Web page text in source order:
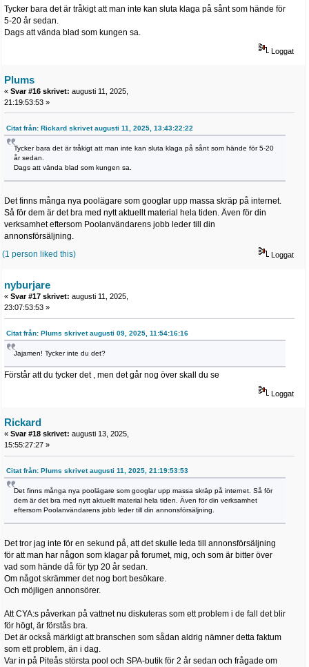
Tycker bara det är tråkigt att man inte kan sluta klaga på sånt som hände för
5-20 år sedan.
Dags att vända blad som kungen sa.
Loggat
Plums
« Svar #16 skrivet: augusti 11, 2025,
21:19:53:53 »
Citat från: Rickard skrivet augusti 11, 2025, 13:43:22:22
Tycker bara det är tråkigt att man inte kan sluta klaga på sånt som hände för 5-20
år sedan.
Dags att vända blad som kungen sa.
Det finns många nya poolägare som googlar upp massa skräp på internet.
Så för dem är det bra med nytt aktuellt material hela tiden. Även för din
verksamhet eftersom Poolanvändarens jobb leder till din
annonsförsäljning.
Loggat
(1 person liked this)
nyburjare
« Svar #17 skrivet: augusti 11, 2025,
23:07:53:53 »
Citat från: Plums skrivet augusti 09, 2025, 11:54:16:16
Jajamen! Tycker inte du det?
Förstår att du tycker det , men det går nog över skall du se
Loggat
Rickard
« Svar #18 skrivet: augusti 13, 2025,
15:55:27:27 »
Citat från: Plums skrivet augusti 11, 2025, 21:19:53:53
Det finns många nya poolägare som googlar upp massa skräp på internet. Så för
dem är det bra med nytt aktuellt material hela tiden. Även för din verksamhet
eftersom Poolanvändarens jobb leder till din annonsförsäljning.
Det tror jag inte för en sekund på, att det skulle leda till annonsförsäljning
för att man har någon som klagar på forumet, mig, och som är bitter över
vad som hände då för typ 20 år sedan.
Om något skrämmer det nog bort besökare.
Och möjligen annonsörer.
Att CYA:s påverkan på vattnet nu diskuteras som ett problem i de fall det blir
för högt, är förstås bra.
Det är också märkligt att branschen som sådan aldrig nämner detta faktum
som ett problem, än i dag.
Var in på Piteås största pool och SPA-butik för 2 år sedan och frågade om